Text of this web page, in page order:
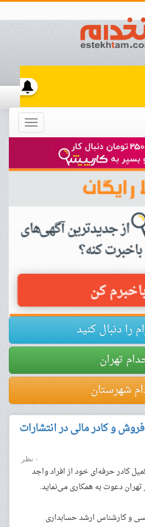
Toggle
را دنبال کنید
تهران
شهرستان
و کادر مالی در انتشارات
۰ نظر
کادر حرفه‌ای خود از افراد واجد
دعوت به همکاری می‌نماید.
و کارشناس ارشد حسابداری